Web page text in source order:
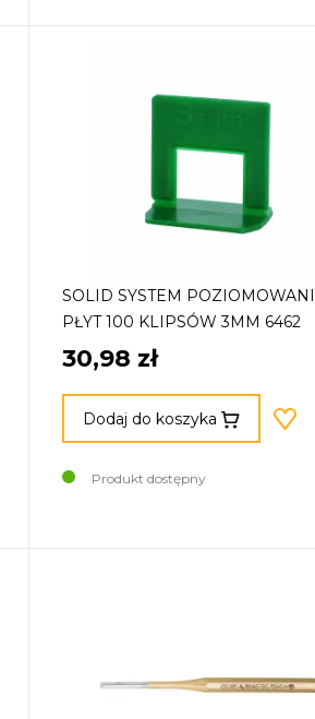
SOLID SYSTEM
PŁYT 100 KLIPSÓW 3MM 6462
30,98 zł
Dodaj do koszyka
Produkt dostępny